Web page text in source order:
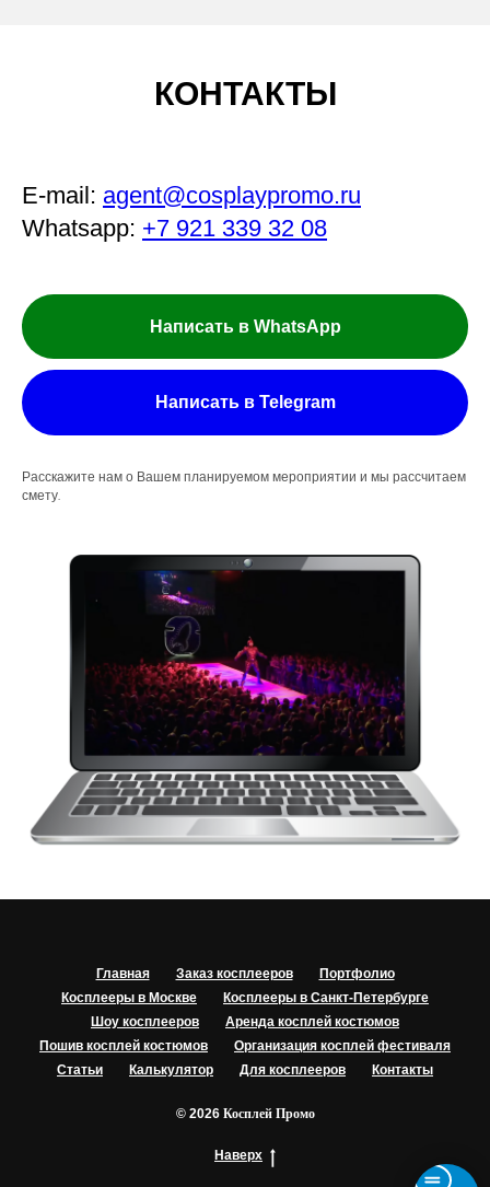
КОНТАКТЫ
E-mail: agent@cosplaypromo.ru
Whatsapp: +7 921 339 32 08
Написать в WhatsApp
Написать в Telegram
Расскажите нам о Вашем планируемом мероприятии и мы рассчитаем
смету.
Главная Заказ косплееров
Портфолио
Косплееры в Москве
Косплееры в Санкт-Петербурге
Шоу косплееров
Аренда косплей костюмов
Пошив косплей костюмов
Организация косплей фестиваля
Статьи
Калькулятор Для косплееров Контакты
© 2026 Косплей Промо
Наверх